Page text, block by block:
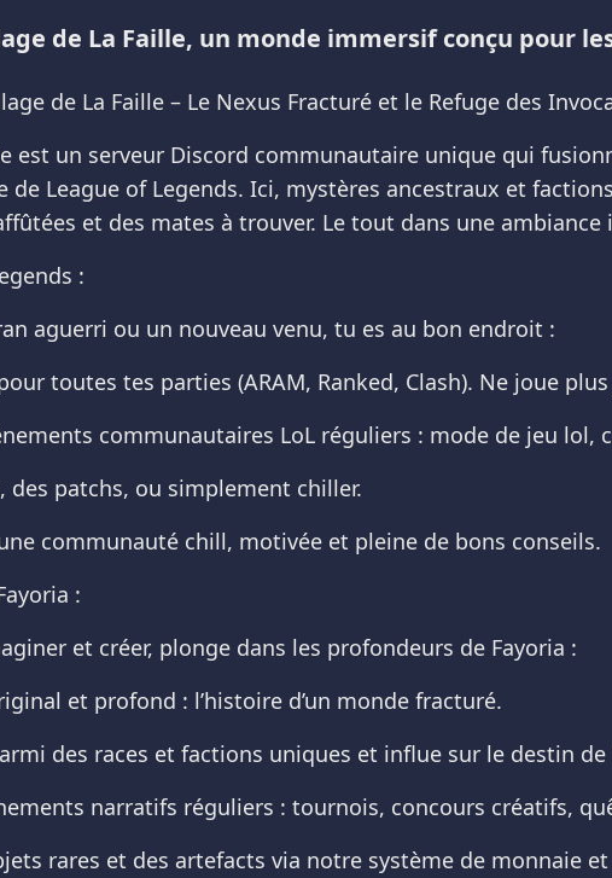
de La Faille, un monde immersif conçu pour
de La Faille – Le Nexus Fracturé et le Refuge des
est un serveur Discord communautaire unique qui
de League of Legends. Ici, mystères ancestraux et
et des mates à trouver. Le tout dans une
:
aguerri ou un nouveau venu, tu es au bon endroit :
toutes tes parties (ARAM, Ranked, Clash). Ne joue
communautaires LoL réguliers : mode de jeu
des patchs, ou simplement chiller.
communauté chill, motivée et pleine de bons conseils.
:
et créer, plonge dans les profondeurs de Fayoria :
et profond : l’histoire d’un monde fracturé.
des races et factions uniques et influe sur le destin
narratifs réguliers : tournois, concours créatifs,
rares et des artefacts via notre système de monnaie